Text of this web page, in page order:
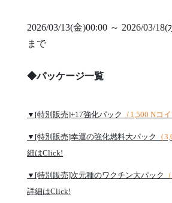
2026/03/13(金)00:00 ～ 2026/03/
まで
◆パッケージ一覧
▼[特別販売]+17強化パック （1,500 Nコイ
▼[特別販売]幸運の強化燃料大パック （
細はClick!
▼[特別販売]次元種のワクチン大パック
詳細はClick!